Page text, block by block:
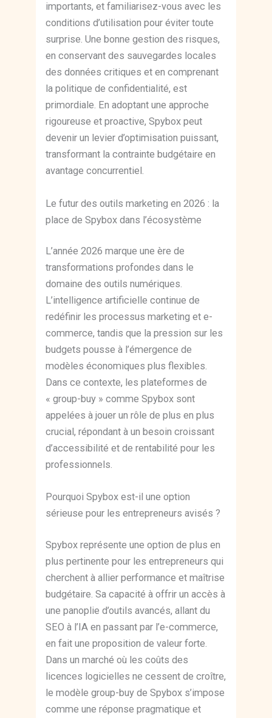
importants, et familiarisez-vous avec les
conditions d’utilisation pour éviter toute
surprise. Une bonne gestion des risques,
en conservant des sauvegardes locales
des données critiques et en comprenant
la politique de confidentialité, est
primordiale. En adoptant une approche
rigoureuse et proactive, Spybox peut
devenir un levier d’optimisation puissant,
transformant la contrainte budgétaire en
avantage concurrentiel.
Le futur des outils marketing en 2026 : la
place de Spybox dans l’écosystème
L’année 2026 marque une ère de
transformations profondes dans le
domaine des outils numériques.
L’intelligence artificielle continue de
redéfinir les processus marketing et e-
commerce, tandis que la pression sur les
budgets pousse à l’émergence de
modèles économiques plus flexibles.
Dans ce contexte, les plateformes de
« group-buy » comme Spybox sont
appelées à jouer un rôle de plus en plus
crucial, répondant à un besoin croissant
d’accessibilité et de rentabilité pour les
professionnels.
Pourquoi Spybox est-il une option
sérieuse pour les entrepreneurs avisés ?
Spybox représente une option de plus en
plus pertinente pour les entrepreneurs qui
cherchent à allier performance et maîtrise
budgétaire. Sa capacité à offrir un accès à
une panoplie d’outils avancés, allant du
SEO à l’IA en passant par l’e-commerce,
en fait une proposition de valeur forte.
Dans un marché où les coûts des
licences logicielles ne cessent de croître,
le modèle group-buy de Spybox s’impose
comme une réponse pragmatique et